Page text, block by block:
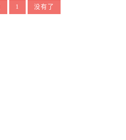
1 没有了